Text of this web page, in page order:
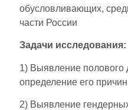
обусловливающих,
части России
Задачи исследования:
1) Выявление
определение его
2) Выявление